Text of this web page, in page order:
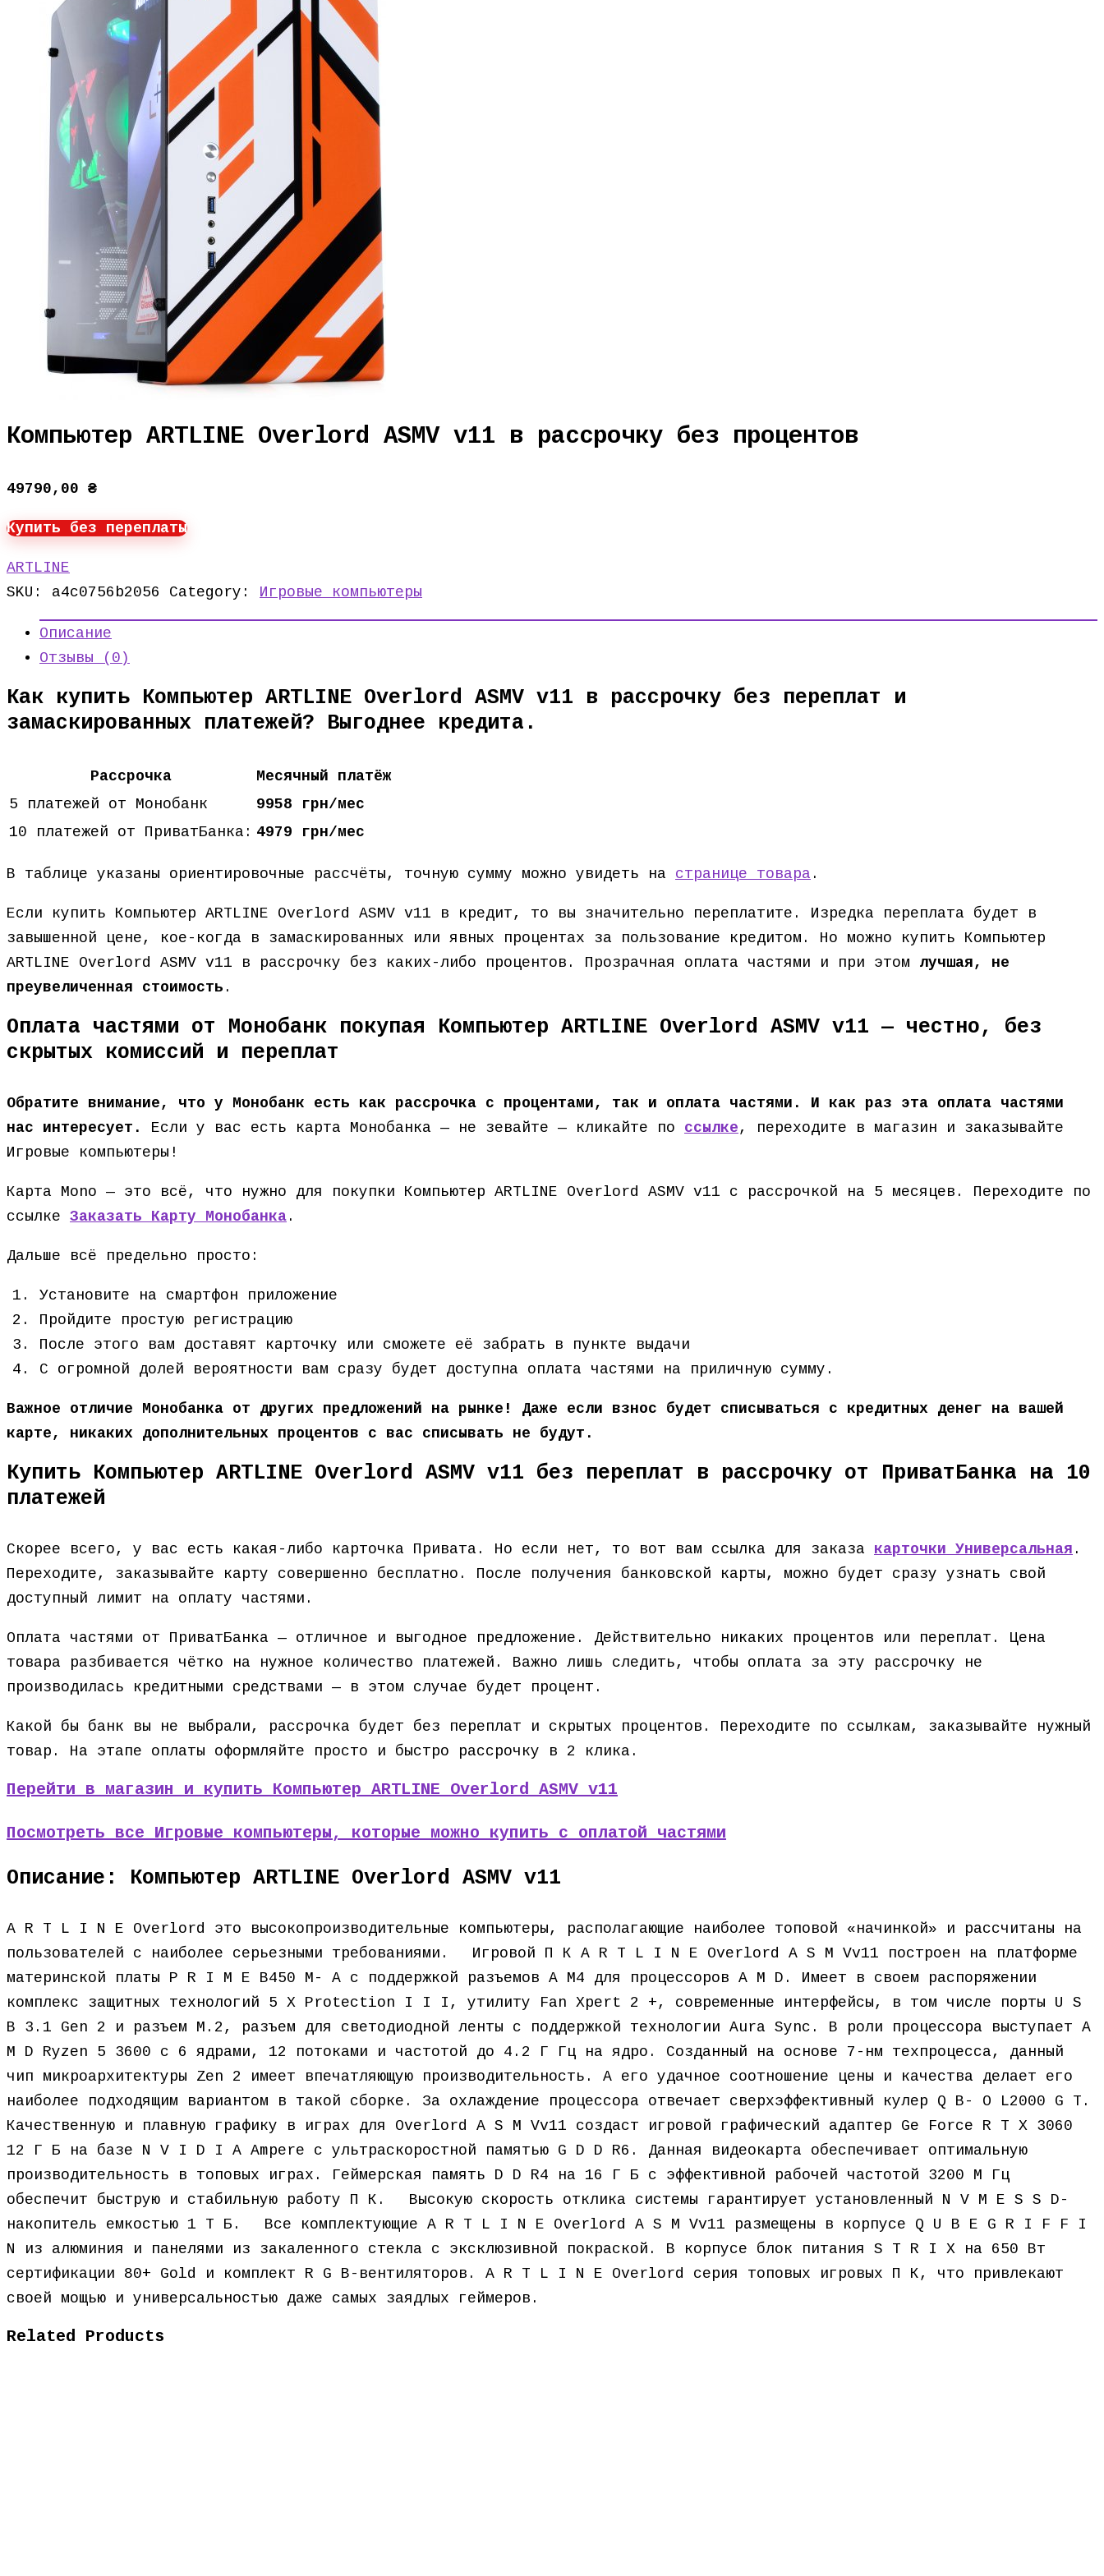
Компьютер ARTLINE Overlord ASMV v11 в рассрочку без процентов
49790,00 ₴
Купить без переплаты
ARTLINE
SKU: a4c0756b2056 Category: Игровые компьютеры
Описание
Отзывы (0)
Как купить Компьютер ARTLINE Overlord ASMV v11 в рассрочку без переплат и
замаскированных платежей? Выгоднее кредита.
Рассрочка
Месячный платёж
5 платежей от Монобанк
9958 грн/мес
10 платежей от ПриватБанка: 4979 грн/мес
В таблице указаны ориентировочные рассчёты, точную сумму можно увидеть на странице товара .
Если купить Компьютер ARTLINE Overlord ASMV v11 в кредит, то вы значительно переплатите. Изредка переплата будет в
завышенной цене, кое-когда в замаскированных или явных процентах за пользование кредитом. Но можно купить Компьютер
ARTLINE Overlord ASMV v11 в рассрочку без каких-либо процентов. Прозрачная оплата частями и при этом лучшая, не
преувеличенная стоимость .
Оплата частями от Монобанк покупая Компьютер ARTLINE Overlord ASMV v11 — честно, без
скрытых комиссий и переплат
Обратите внимание, что у Монобанк есть как рассрочка с процентами, так и оплата частями. И как раз эта оплата частями
нас интересует.
Если у вас есть карта Монобанка — не зевайте — кликайте по ссылке, переходите в магазин и заказывайте
Игровые компьютеры!
Карта Mono — это всё, что нужно для покупки Компьютер ARTLINE Overlord ASMV v11 с рассрочкой на 5 месяцев. Переходите по
ссылке Заказать Карту Монобанка .
Дальше всё предельно просто:
Установите на смартфон приложение
Пройдите простую регистрацию
После этого вам доставят карточку или сможете её забрать в пункте выдачи
С огромной долей вероятности вам сразу будет доступна оплата частями на приличную сумму.
Важное отличие Монобанка от других предложений на рынке! Даже если взнос будет списываться с кредитных денег на вашей
карте, никаких дополнительных процентов с вас списывать не будут.
Купить Компьютер ARTLINE Overlord ASMV v11 без переплат в рассрочку от ПриватБанка на 10
платежей
Скорее всего, у вас есть какая-либо карточка Привата. Но если нет, то вот вам ссылка для заказа карточки Универсальная .
Переходите, заказывайте карту совершенно бесплатно. После получения банковской карты, можно будет сразу узнать свой
доступный лимит на оплату частями.
Оплата частями от ПриватБанка — отличное и выгодное предложение. Действительно никаких процентов или переплат. Цена
товара разбивается чётко на нужное количество платежей. Важно лишь следить, чтобы оплата за эту рассрочку не
производилась кредитными средствами — в этом случае будет процент.
Какой бы банк вы не выбрали, рассрочка будет без переплат и скрытых процентов. Переходите по ссылкам, заказывайте нужный
товар. На этапе оплаты оформляйте просто и быстро рассрочку в 2 клика.
Перейти в магазин и купить Компьютер ARTLINE Overlord ASMV v11
Посмотреть все Игровые компьютеры, которые можно купить с оплатой частями
Описание: Компьютер ARTLINE Overlord ASMV v11
A R T L I N E Overlord это высокопроизводительные компьютеры, располагающие наиболее топовой «начинкой» и рассчитаны на
пользователей с наиболее серьезными требованиями.ﾠ Игровой П К A R T L I N E Overlord A S M Vv11 построен на платформе
материнской платы P R I M E B450 M- A с поддержкой разъемов A M4 для процессоров A M D. Имеет в своем распоряжении
комплекс защитных технологий 5 X Protection I I I, утилиту Fan Xpert 2 +, современные интерфейсы, в том числе порты U S
B 3.1 Gen 2 и разъем M.2, разъем для светодиодной ленты с поддержкой технологии Aura Sync. В роли процессора выступает A
M D Ryzen 5 3600 с 6 ядрами, 12 потоками и частотой до 4.2 Г Гц на ядро. Созданный на основе 7-нм техпроцесса, данный
чип микроархитектуры Zen 2 имеет впечатляющую производительность. А его удачное соотношение цены и качества делает его
наиболее подходящим вариантом в такой сборке. За охлаждение процессора отвечает сверхэффективный кулер Q B- O L2000 G T.
Качественную и плавную графику в играх для Overlord A S M Vv11 создаст игровой графический адаптер Ge Force R T X 3060
12 Г Б на базе N V I D I A Ampere с ультраскоростной памятью G D D R6. Данная видеокарта обеспечивает оптимальную
производительность в топовых играх. Геймерская память D D R4 на 16 Г Б с эффективной рабочей частотой 3200 М Гц
обеспечит быструю и стабильную работу П К.ﾠ Высокую скорость отклика системы гарантирует установленный N V M E S S D-
накопитель емкостью 1 Т Б.ﾠ Все комплектующие A R T L I N E Overlord A S M Vv11 размещены в корпусе Q U B E G R I F F I
N из алюминия и панелями из закаленного стекла с эксклюзивной покраской. В корпусе блок питания S T R I X на 650 Вт
сертификации 80+ Gold и комплект R G B-вентиляторов. A R T L I N E Overlord серия топовых игровых П К, что привлекают
своей мощью и универсальностью даже самых заядлых геймеров.
Related Products